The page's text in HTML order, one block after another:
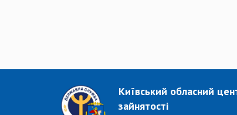
Київський обласний
зайнятості